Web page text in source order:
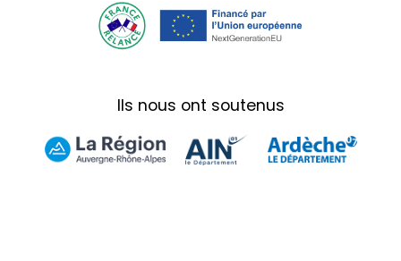
Ils nous ont soutenus